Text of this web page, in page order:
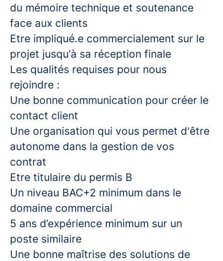
du mémoire technique et soutenance
face aux clients
Etre impliqué.e commercialement sur le
projet jusqu’à sa réception finale
Les qualités requises pour nous
rejoindre :
Une bonne communication pour créer le
contact client
Une organisation qui vous permet d'être
autonome dans la gestion de vos
contrat
Etre titulaire du permis B
Un niveau BAC+2 minimum dans le
domaine commercial
5 ans d’expérience minimum sur un
poste similaire
Une bonne maîtrise des solutions de